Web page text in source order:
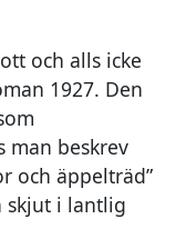
och alls icke
1927. Den
man beskrev
och äppelträd”
skjut i lantlig